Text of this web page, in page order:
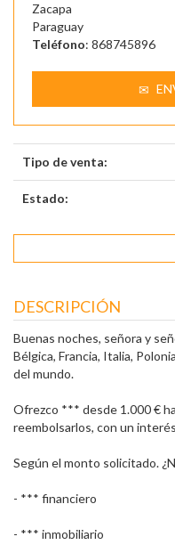
Zacapa
Paraguay
Teléfono: 868745896
Tipo de venta:
Estado:
DESCRIPCIÓN
Buenas noches, señora y
Bélgica, Francia, Italia,
del mundo.
Ofrezco *** desde 1.000 €
reembolsarlos, con un
Según el monto solicitado.
- *** financiero
- *** inmobiliario